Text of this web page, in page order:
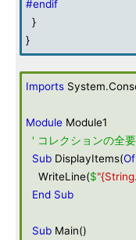
#endif
}
}
Imports
Module Module1
' コレクションの全
Sub DisplayItems(Of
WriteLine($
End Sub
Sub Main()